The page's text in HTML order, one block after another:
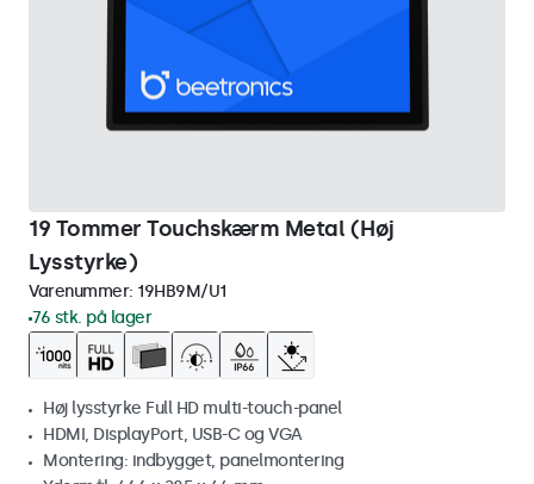
19 Tommer Touchskærm Metal (Høj
Lysstyrke)
Varenummer: 19HB9M/U1
76 stk. på lager
Høj lysstyrke Full HD multi-touch-panel
HDMI, DisplayPort, USB-C og VGA
Montering: indbygget, panelmontering